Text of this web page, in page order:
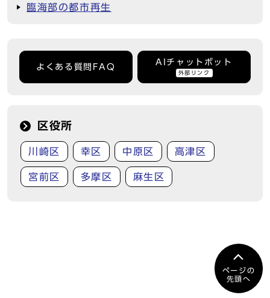
臨海部の都市再生
よくある質問FAQ
AIチャットボット
外部リンク
区役所
川崎区 幸区 中原区 高津区
宮前区 多摩区 麻生区
ページの
先頭へ